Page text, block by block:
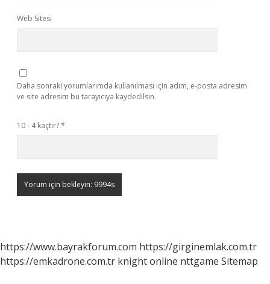
Web Sitesi
Daha sonraki yorumlarımda kullanılması için adım, e-posta adresim
ve site adresim bu tarayıcıya kaydedilsin.
10 - 4 kaçtır?*
https://www.bayrakforum.com https://girginemlak.com.tr
https://emkadrone.com.tr knight online nttgame Sitemap